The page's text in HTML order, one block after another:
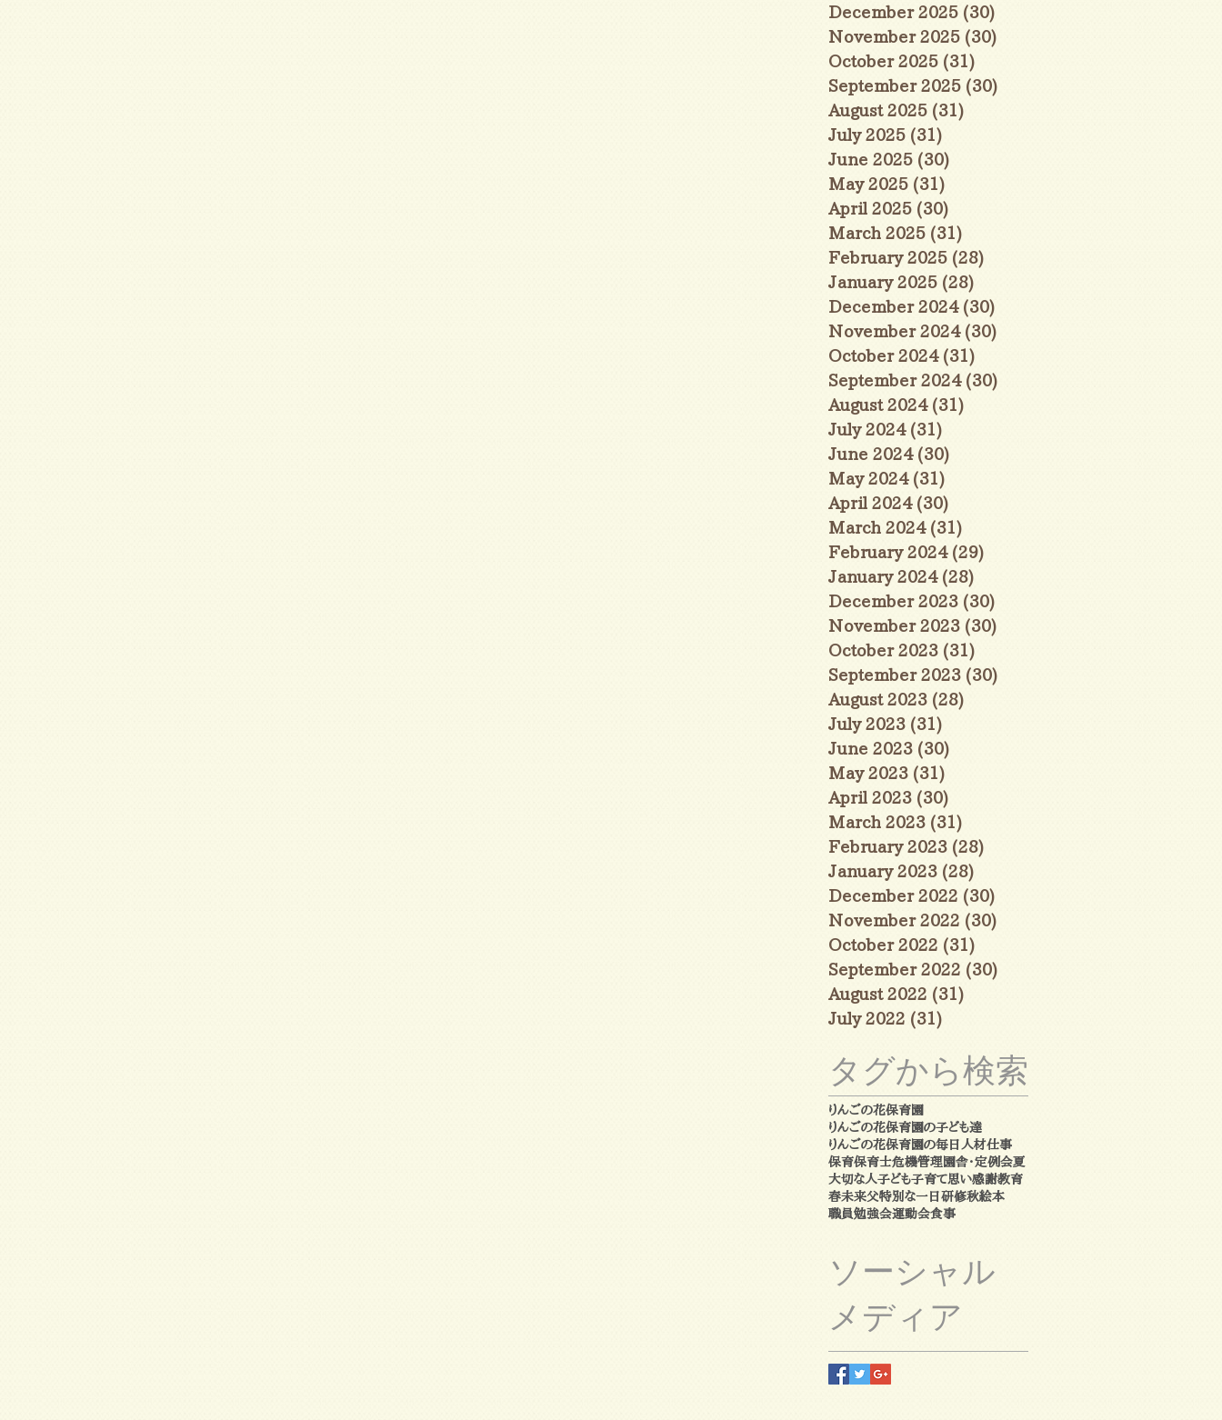
December 2025 (30)
November 2025 (30)
October 2025 (31)
September 2025 (30)
August 2025 (31)
July 2025 (31)
June 2025 (30)
May 2025 (31)
April 2025 (30)
March 2025 (31)
February 2025 (28)
January 2025 (28)
December 2024 (30)
November 2024 (30)
October 2024 (31)
September 2024 (30)
August 2024 (31)
July 2024 (31)
June 2024 (30)
May 2024 (31)
April 2024 (30)
March 2024 (31)
February 2024 (29)
January 2024 (28)
December 2023 (30)
November 2023 (30)
October 2023 (31)
September 2023 (30)
August 2023 (28)
July 2023 (31)
June 2023 (30)
May 2023 (31)
April 2023 (30)
March 2023 (31)
February 2023 (28)
January 2023 (28)
December 2022 (30)
November 2022 (30)
October 2022 (31)
September 2022 (30)
August 2022 (31)
July 2022 (31)
タグから検索
りんごの花保育園
りんごの花保育園の子ども達
りんごの花保育園の毎日 人材仕事
保育保育士危機管理園舎・定例会夏
大切な人子ども子育て思い感謝教育
春未来父特別な一日研修秋絵本
職員勉強会運動会食事
ソーシャル
メディア